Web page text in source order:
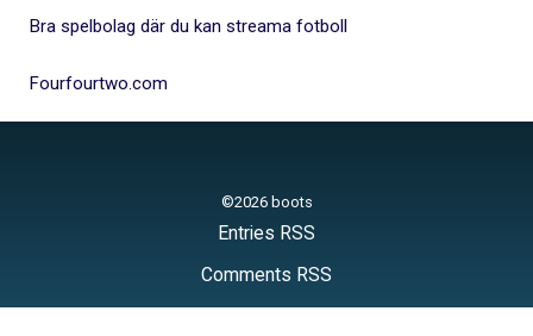
Bra spelbolag där du kan streama fotboll
Fourfourtwo.com
©2026 boots
Entries RSS
Comments RSS